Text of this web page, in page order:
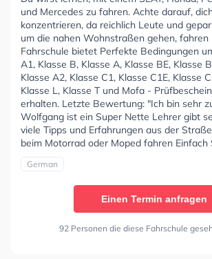
und Mercedes zu fahren. Achte darauf,
konzentrieren, da reichlich Leute und
um die nahen Wohnstraßen gehen, fahren
Fahrschule bietet Perfekte Bedingungen
A1, Klasse B, Klasse A, Klasse BE, Klasse
Klasse A2, Klasse C1, Klasse C1E, Klasse
Klasse L, Klasse T und Mofa -
erhalten. Letzte Bewertung: "Ich bin sehr
Wolfgang ist ein Super Nette Lehrer gibt
viele Tipps und Erfahrungen aus der
beim Motorrad oder Moped fahren Einfach
German
Einen Termin anfragen
92 Personen die diese Fahrschule